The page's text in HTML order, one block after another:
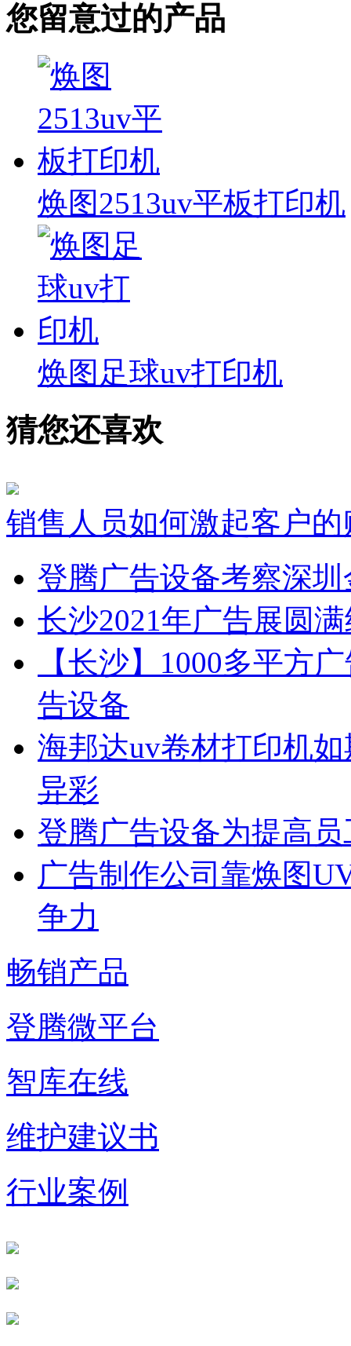
您留意过的产品
焕图2513uv平板打印机
焕图足球uv打印机
猜您还喜欢
销售人员如何激起客户的
登腾广告设备考察深
长沙2021年广告展圆
【长沙】1000多平方
告设备
海邦达uv卷材打印机
异彩
登腾广告设备为提高
广告制作公司靠焕图
争力
畅销产品
登腾微平台
智库在线
维护建议书
行业案例